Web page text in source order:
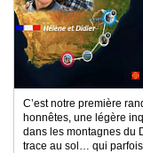
C’est notre première
honnêtes, une légère
dans les montagnes du
trace au sol… qui